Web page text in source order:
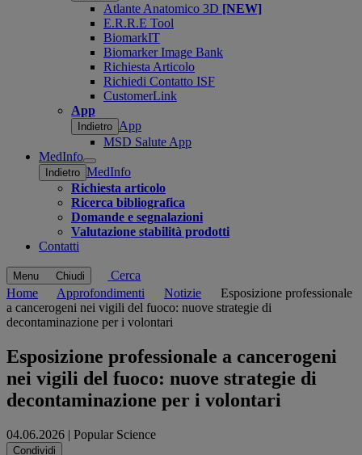
Atlante Anatomico 3D [NEW]
E.R.R.E Tool
BiomarkIT
Biomarker Image Bank
Richiesta Articolo
Richiedi Contatto ISF
CustomerLink
App
Indietro App
MSD Salute App
MedInfo
Open
submenu
Indietro MedInfo
Richiesta articolo
Ricerca bibliografica
Domande e segnalazioni
Valutazione stabilità prodotti
Contatti
Menu Chiudi
Cerca
Home
Approfondimenti Notizie
Esposizione professionale
a cancerogeni nei vigili del fuoco: nuove strategie di
decontaminazione per i volontari
Esposizione professionale a cancerogeni
nei vigili del fuoco: nuove strategie di
decontaminazione per i volontari
04.06.2026 | Popular Science
Share this
Condividi